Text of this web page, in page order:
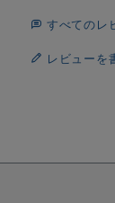
すべてのレ
レビューを